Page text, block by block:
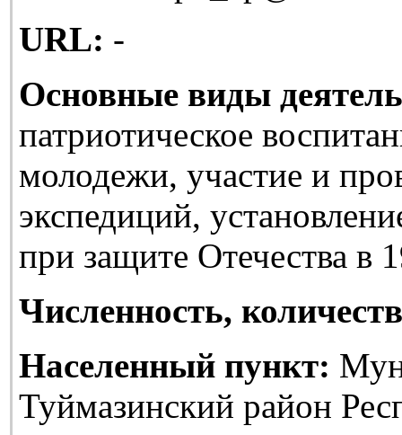
URL: -
Основные виды
патриотическое
молодежи, участие и
экспедиций,
при защите Отечества в
Численность,
Населенный пункт:
Туймазинский район